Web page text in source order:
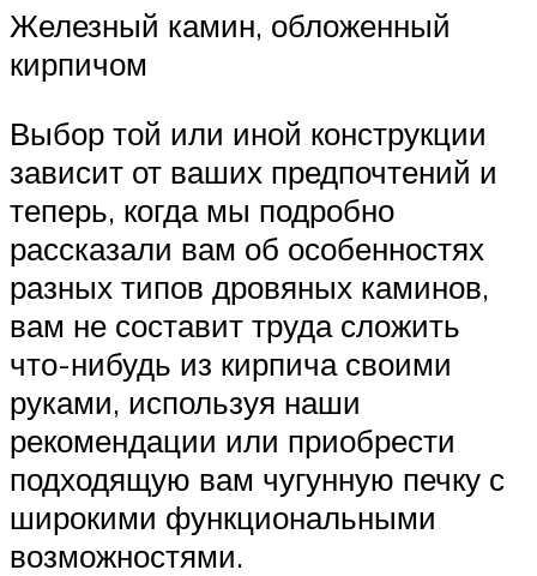
Железный камин, обложенный
кирпичом
Выбор той или иной конструкции
зависит от ваших предпочтений и
теперь, когда мы подробно
рассказали вам об особенностях
разных типов дровяных каминов,
вам не составит труда сложить
что-нибудь из кирпича своими
руками, используя наши
рекомендации или приобрести
подходящую вам чугунную печку с
широкими функциональными
возможностями.